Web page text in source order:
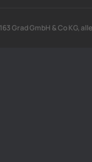
Grad GmbH & Co KG,